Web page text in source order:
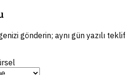
gönderin; aynı gün yazılı teklif